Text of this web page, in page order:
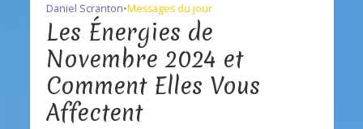
Daniel Scranton•Messages du jour
Les Énergies de
Novembre 2024 et
Comment Elles Vous
Affectent